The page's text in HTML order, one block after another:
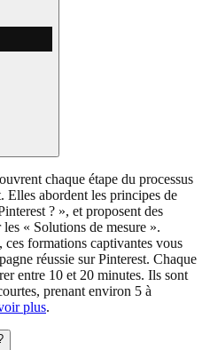
chaque étape du processus
Elles abordent les principes de
? », et proposent des
« Solutions de mesure ».
formations captivantes vous
réussie sur Pinterest. Chaque
entre 10 et 20 minutes. Ils sont
prenant environ 5 à
plus.